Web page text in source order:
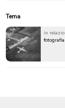
Tema
in
fotografia